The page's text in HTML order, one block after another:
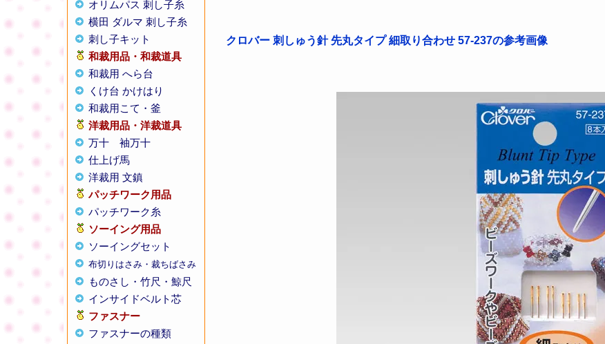
オリムパス 刺し子糸
横田 ダルマ 刺し子糸
刺し子キット
和裁用品・和裁道具
和裁用 へら台
くけ台 かけはり
和裁用こて・釜
洋裁用品・洋裁道具
万十
袖万十
仕上げ馬
洋裁用 文鎮
パッチワーク用品
パッチワーク糸
ソーイング用品
ソーイングセット
布切りはさみ・裁ちばさみ
ものさし・竹尺・鯨尺
インサイドベルト芯
ファスナー
ファスナーの種類
クロバー 刺しゅう針 先丸タイプ 細取り合わせ 57-237の参考画像